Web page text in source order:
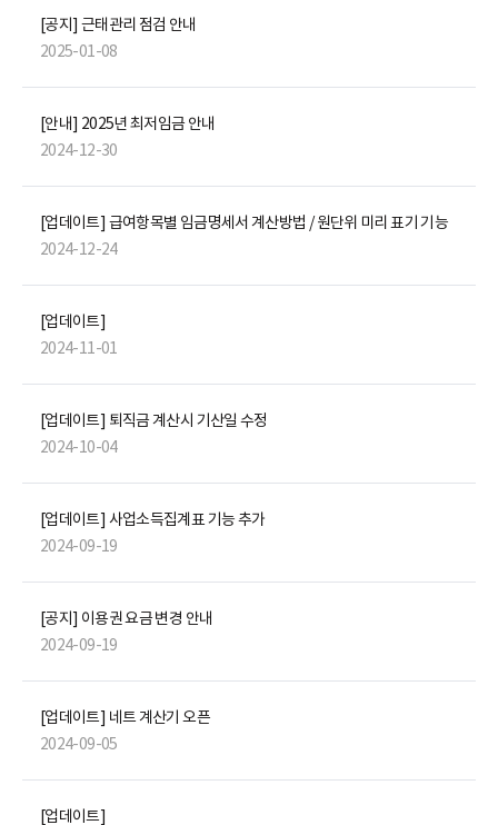
[공지] 근태관리 점검 안내
2025-01-08
[안내] 2025년 최저임금 안내
2024-12-30
[업데이트] 급여항목별 임금명세서 계산방법 / 원단위 미리 표기 기능
2024-12-24
[업데이트]
2024-11-01
[업데이트] 퇴직금 계산시 기산일 수정
2024-10-04
[업데이트] 사업소득집계표 기능 추가
2024-09-19
[공지] 이용권 요금 변경 안내
2024-09-19
[업데이트] 네트 계산기 오픈
2024-09-05
[업데이트]